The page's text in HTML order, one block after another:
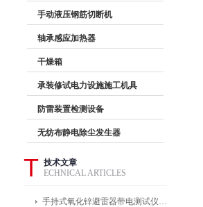
手动液压钢筋切断机
轴承感应加热器
干燥箱
承装修试电力设施施工机具
防雷装置检测设备
无纺布静电除尘发生器
T 技术文章
ECHNICAL ARTICLES
手持式氧化锌避雷器带电测试仪能在不拆卸避雷器的情况下进行带电测试